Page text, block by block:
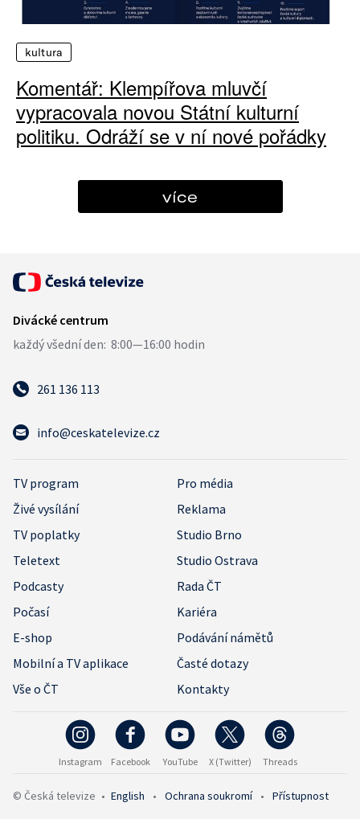
kultura
Komentář: Klempířova mluvčí
vypracovala novou Státní kulturní
politiku. Odráží se v ní nové pořádky
více
261 136 113
info@ceskatelevize.cz
TV program
Pro média
Živé vysílání
Reklama
TV poplatky
Studio Brno
Teletext
Studio Ostrava
Podcasty
Rada ČT
Počasí
Kariéra
E-shop
Podávání námětů
Mobilní a TV aplikace
Časté dotazy
Vše o ČT
Kontakty
Instagram Facebook YouTube X (Twitter) Threads
© Česká televize • English • Ochrana soukromí • Přístupnost